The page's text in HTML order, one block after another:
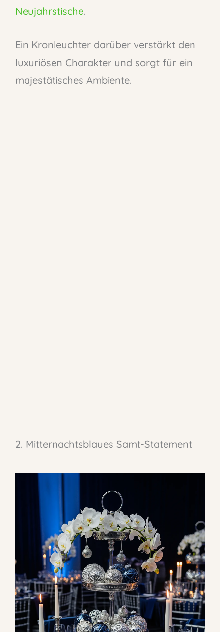
Neujahrstische.
Ein Kronleuchter darüber verstärkt den
luxuriösen Charakter und sorgt für ein
majestätisches Ambiente.
2. Mitternachtsblaues Samt-Statement